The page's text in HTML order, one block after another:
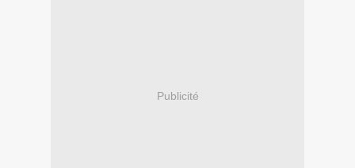
Publicité